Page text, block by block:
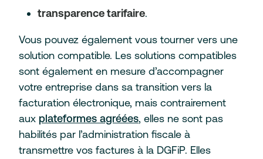
transparence tarifaire.
Vous pouvez également vous tourner vers une
solution compatible. Les solutions compatibles
sont également en mesure d’accompagner
votre entreprise dans sa transition vers la
facturation électronique, mais contrairement
aux plateformes agréées, elles ne sont pas
habilités par l’administration fiscale à
transmettre vos factures à la DGFiP. Elles